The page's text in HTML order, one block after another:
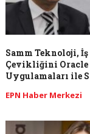
Samm Teknoloji, İş
Çevikliğini Oracle
Uygulamaları ile
EPN Haber Merkezi